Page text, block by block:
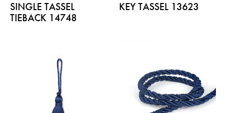
SINGLE TASSEL
TIEBACK 14748
KEY TASSEL 13623